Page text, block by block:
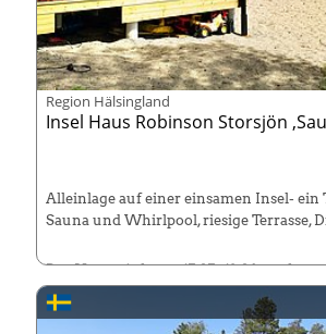
Region Hälsingland
Insel Haus Robinson Storsjön
Alleinlage auf einer einsamen Insel-
Sauna und Whirlpool, riesige Terrasse,
Das Haus wird vom 15.05.-12.06. und vom
vermietet. Hund erlaubt!